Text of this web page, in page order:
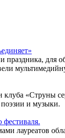
праздника, для
«Струны
поэзии и музыки.
фестиваля.
лауреатов